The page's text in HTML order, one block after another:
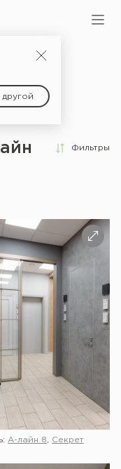
другой
Фильтры
А-лайн 8 Секрет